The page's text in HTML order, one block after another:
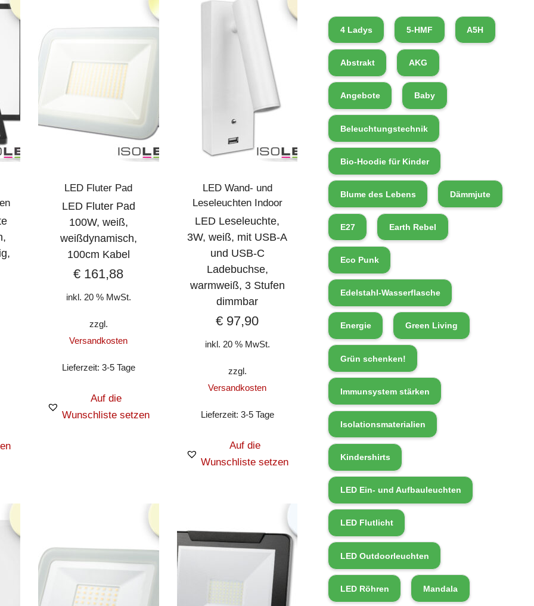
LED Fluter Pad
LED Fluter Pad
100W, weiß,
weißdynamisch,
100cm Kabel
€ 161,88
inkl. 20 % MwSt.
zzgl.
Versandkosten
Lieferzeit: 3-5 Tage
Auf die
Wunschliste setzen
LED Wand- und
Leseleuchten Indoor
LED Leseleuchte,
3W, weiß, mit USB-A
und USB-C
Ladebuchse,
warmweiß, 3 Stufen
dimmbar
€ 97,90
inkl. 20 % MwSt.
zzgl.
Versandkosten
Lieferzeit: 3-5 Tage
Auf die
Wunschliste setzen
4 Ladys 5-HMF A5H
Abstrakt AKG
Angebote Baby
Beleuchtungstechnik
Bio-Hoodie für Kinder
Blume des Lebens Dämmjute
E27 Earth Rebel
Eco Punk
Edelstahl-Wasserflasche
Energie Green Living
Grün schenken!
Immunsystem stärken
Isolationsmaterialien
Kindershirts
LED Ein- und Aufbauleuchten
LED Flutlicht
LED Outdoorleuchten
LED Röhren Mandala